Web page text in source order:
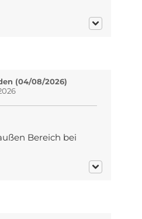
(04/08/2026)
Bereich bei